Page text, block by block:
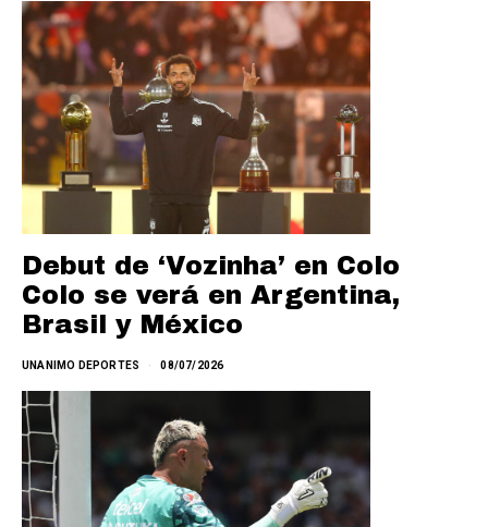
Debut de ‘Vozinha’ en Colo
Colo se verá en Argentina,
Brasil y México
UNANIMO DEPORTES 08/07/2026